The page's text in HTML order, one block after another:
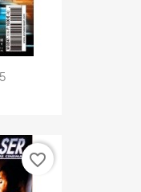
favorite_border